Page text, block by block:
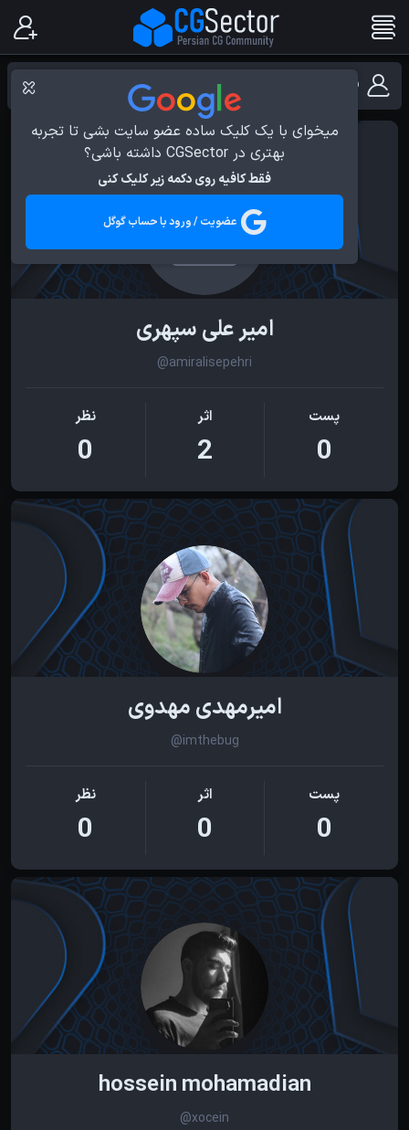
میخوای با یک کلیک ساده عضو سایت بشی تا تجربه
بهتری در CGSector داشته باشی؟
فقط کافیه روی دکمه زیر کلیک کنی
عضویت / ورود با حساب گوگل
فهرست کاربران با مهارت Lighting
امیر علی سپهری
@amiralisepehri
پست
0
اثر
2
نظر
0
امیرمهدی مهدوی
@imthebug
پست
0
اثر
0
نظر
0
hossein mohamadian
@xocein